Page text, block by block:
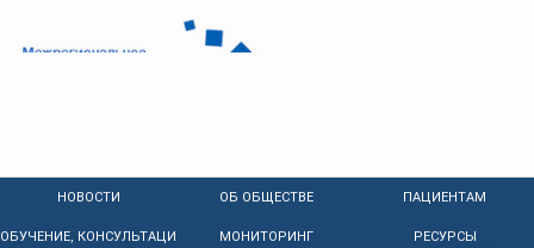
НОВОСТИ ОБ ОБЩЕСТВЕ ПАЦИЕНТАМ
ОБУЧЕНИЕ, КОНСУЛЬТАЦИИ МОНИТОРИНГ РЕСУРСЫ